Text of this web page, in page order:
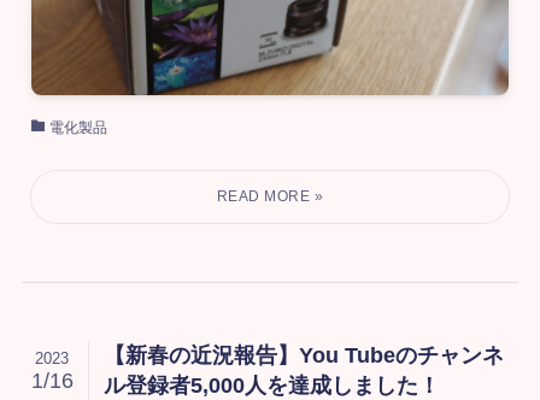
電化製品
【新春の近況報告】You Tubeのチャンネ
ル登録者5,000人を達成しました！
2023
1/16